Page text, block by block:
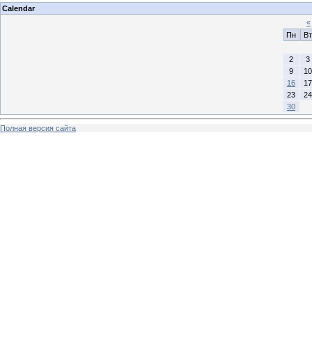
Calendar
«
Пн
Вт
2
3
9
10
16
17
23
24
30
Полная версия сайта